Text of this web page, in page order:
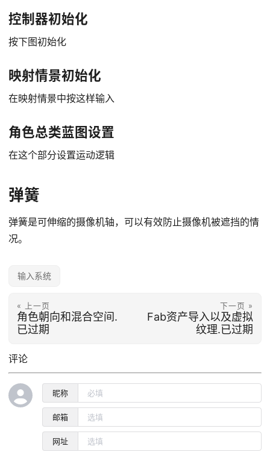
控制器初始化
按下图初始化
映射情景初始化
在映射情景中按这样输入
角色总类蓝图设置
在这个部分设置运动逻辑
弹簧
弹簧是可伸缩的摄像机轴，可以有效防止摄像机被遮挡的情
况。
输入系统
« 上一页
角色朝向和混合空间.
已过期
下一页 »
Fab资产导入以及虚拟
纹理.已过期
评论
昵称
邮箱
网址